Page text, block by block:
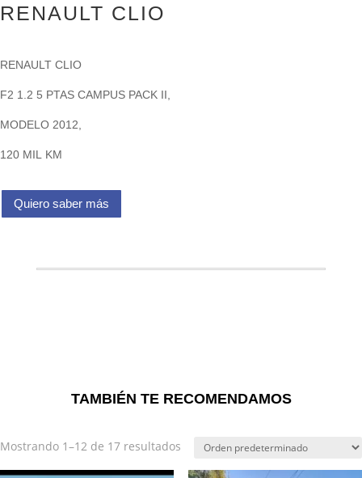
RENAULT CLIO
RENAULT CLIO
F2 1.2 5 PTAS CAMPUS PACK II,
MODELO 2012,
120 MIL KM
Quiero saber más
TAMBIÉN TE RECOMENDAMOS
Mostrando 1–12 de 17 resultados